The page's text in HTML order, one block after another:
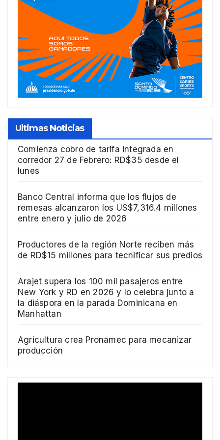
Ultimas Noticias
Comienza cobro de tarifa integrada en
corredor 27 de Febrero: RD$35 desde el
lunes
Banco Central informa que los flujos de
remesas alcanzaron los US$7,316.4 millones
entre enero y julio de 2026
Productores de la región Norte reciben más
de RD$15 millones para tecnificar sus predios
Arajet supera los 100 mil pasajeros entre
New York y RD en 2026 y lo celebra junto a
la diáspora en la parada Dominicana en
Manhattan
Agricultura crea Pronamec para mecanizar
producción